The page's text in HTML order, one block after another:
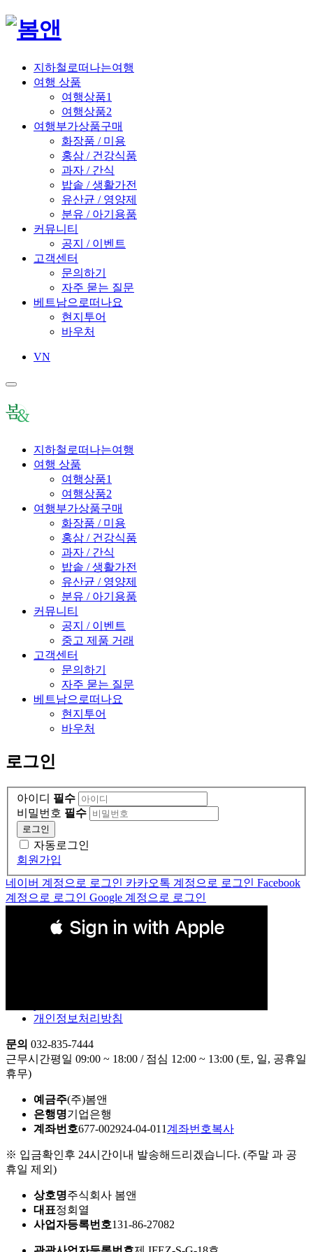
지하철로떠나는여행
여행 상품
여행상품1
여행상품2
여행부가상품구매
화장품 / 미용
홍삼 / 건강식품
과자 / 간식
밥솥 / 생활가전
유산균 / 영양제
분유 / 아기용품
커뮤니티
공지 / 이벤트
고객센터
문의하기
자주 묻는 질문
베트남으로떠나요
현지투어
바우처
VN
지하철로떠나는여행
여행 상품
여행상품1
여행상품2
여행부가상품구매
화장품 / 미용
홍삼 / 건강식품
과자 / 간식
밥솥 / 생활가전
유산균 / 영양제
분유 / 아기용품
커뮤니티
공지 / 이벤트
중고 제품 거래
고객센터
문의하기
자주 묻는 질문
베트남으로떠나요
현지투어
바우처
로그인
아이디 필수
비밀번호 필수
로그인
자동로그인
회원가입
네이버 계정으로 로그인 카카오톡 계정으로 로그인 Facebook
계정으로 로그인 Google 계정으로 로그인
 Sign in with Apple
개인정보처리방침
문의 032-835-7444
근무시간평일 09:00 ~ 18:00 / 점심 12:00 ~ 13:00 (토, 일, 공휴일
휴무)
예금주(주)봄앤
은행명기업은행
계좌번호677-002924-04-011계좌번호복사
※ 입금확인후 24시간이내 발송해드리겠습니다. (주말 과 공
휴일 제외)
상호명주식회사 봄앤
대표정회열
사업자등록번호131-86-27082